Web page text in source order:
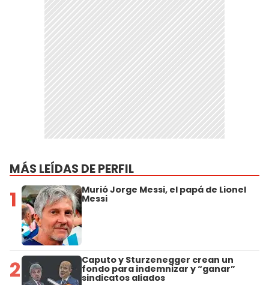
MÁS LEÍDAS DE PERFIL
1 Murió Jorge Messi, el papá de Lionel
Messi
2 Caputo y Sturzenegger crean un
fondo para indemnizar y “ganar”
sindicatos aliados